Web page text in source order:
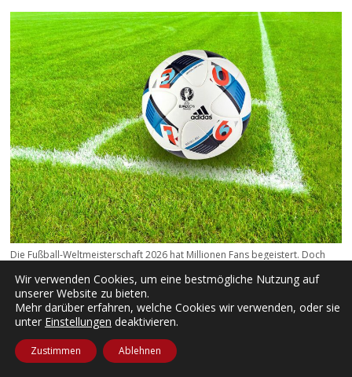
Die Fußball-Weltmeisterschaft 2026 hat Millionen Fans begeistert. Doch
wie sah das Turnier aus der Perspektive eines Journalisten aus?
Wir verwenden Cookies, um eine bestmögliche Nutzung auf
unserer Website zu bieten.
Mehr darüber erfahren, welche Cookies wir verwenden, oder sie
unter Einstellungen deaktivieren.
Zustimmen Ablehnen